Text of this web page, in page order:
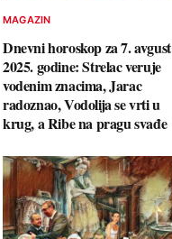
MAGAZIN
Dnevni horoskop za 7. avgust
2025. godine: Strelac veruje
vodenim znacima, Jarac
radoznao, Vodolija se vrti u
krug, a Ribe na pragu svađe